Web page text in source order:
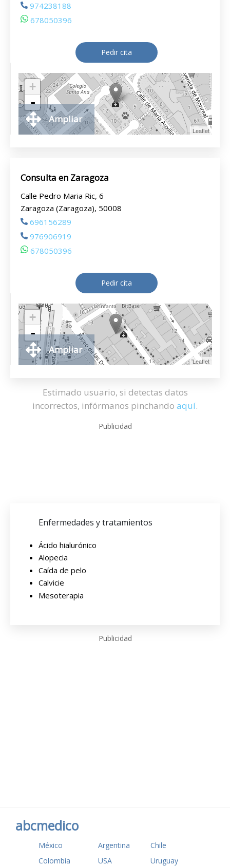
974238188
678050396
Pedir cita
+
-
Leaflet
Ampliar
Consulta en Zaragoza
Calle Pedro Maria Ric, 6
Zaragoza (Zaragoza), 50008
696156289
976906919
678050396
Pedir cita
+
-
Leaflet
Ampliar
Estimado usuario, si detectas datos
incorrectos, infórmanos pinchando aquí.
Publicidad
Enfermedades y tratamientos
Ácido hialurónico
Alopecia
Caída de pelo
Calvicie
Mesoterapia
Publicidad
abcmedico
México Argentina
Chile
Colombia
USA Uruguay